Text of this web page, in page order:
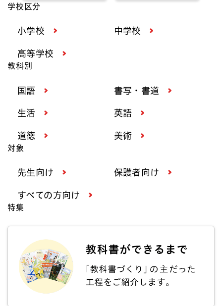
学校区分
小学校 中学校
高等学校
教科別
国語 書写・書道
生活 英語
道徳 美術
対象
先生向け 保護者向け
すべての方向け
特集